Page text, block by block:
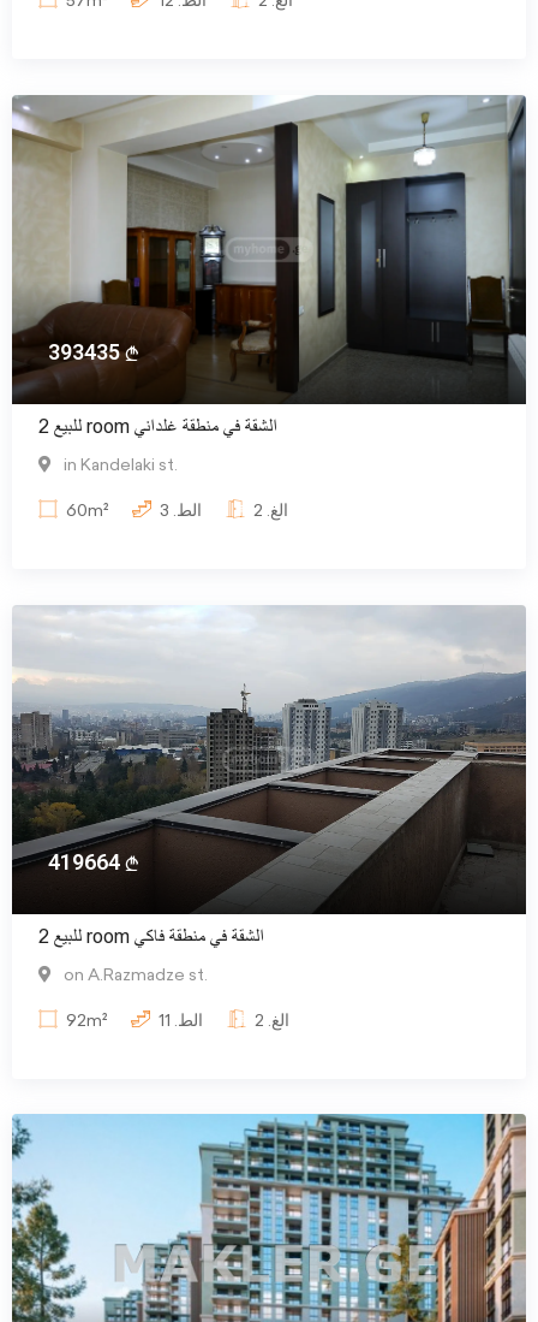
393435
للبيع 2 room الشقة في منطقة غلداني
in Kandelaki st.
60m²
الط. 3 الغ. 2
419664
للبيع 2 room الشقة في منطقة فاكي
on A.Razmadze st.
92m²
الط. 11 الغ. 2